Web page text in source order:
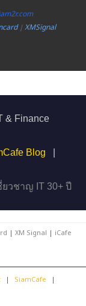
|XMSignal
& Finance
Blog
วชาญ IT 30+ ปี
| XM Signal | iCafe
| SiamCafe
|